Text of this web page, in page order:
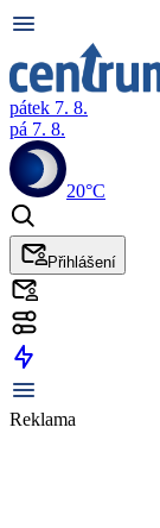
pátek 7. 8.
pá 7. 8.
20°C
Přihlášení
Reklama